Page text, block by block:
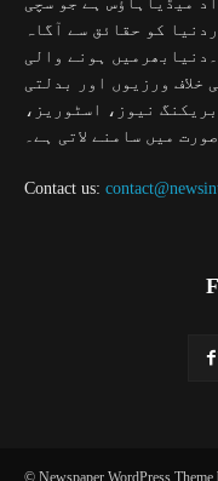
کو حقائق سے آگاہ
ہونے والی
خلاف ورزیوں اور بدلتی
نیوز، اسٹوریز،
میں سامنے لاتی ہے۔
Contact us: